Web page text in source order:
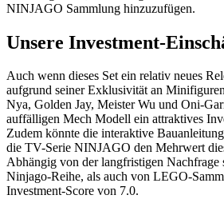
NINJAGO Sammlung hinzuzufügen.
Unsere Investment-
Auch wenn dieses Set ein relativ neues
aufgrund seiner Exklusivität an
Nya, Golden Jay, Meister Wu und Oni-
auffälligen Mech Modell ein attraktives
Zudem könnte die interaktive
die TV-Serie NINJAGO den Mehrwert
Abhängig von der langfristigen Nachfrage
Ninjago-Reihe, als auch von LEGO-
Investment-Score von 7.0.